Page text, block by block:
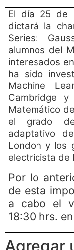
El día 25 de
dictará la
Series:
alumnos del
interesados
ha sido
Machine
Cambridge
Matemático
el grado
adaptativo
London y los
electricista de
Por lo
de esta
a cabo el
18:30 hrs.
Agregar